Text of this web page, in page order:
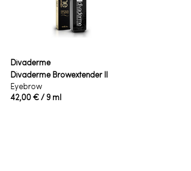
Divaderme
Divaderme Browextender II
Eyebrow
42,00 €/ 9 ml